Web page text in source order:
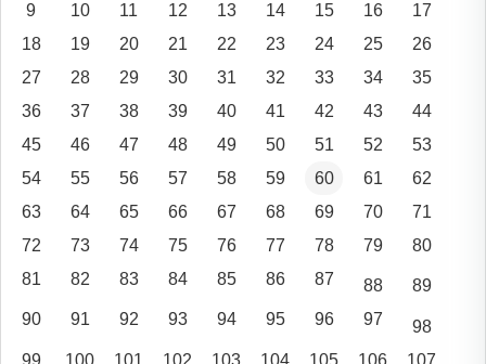
9
10 11 12 13 14 15 16
17
18
19 20 21 22 23 24 25
26
27
28 29 30 31 32 33 34
35
36
37 38 39 40 41 42 43
44
45
46 47 48 49 50 51 52
53
54
55 56 57 58 59 60 61
62
63
64 65 66 67 68 69 70
71
72
73 74 75 76 77 78 79
80
81
82 83 84 85 86 87 88
89
90
91 92 93 94 95 96 97
98
99
100 101 102 103 104 105 106 107